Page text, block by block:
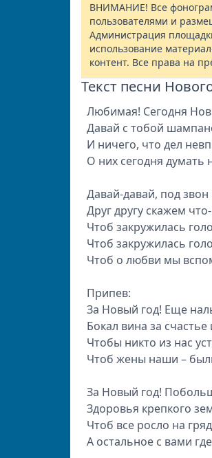
ВНИМАНИЕ! Все
пользователями и
Администрация
использование
контент. Все права на
Текст песни
Любимая! Сегодня
Давай с тобой
И ничего, что дел
О них сегодня думать
Давай-давай, под
Друг другу скажем
Чтоб закружилась
Чтоб закружилась
Чтоб о любви мы
Припев:
За Новый год! Еще
Бокал вина за
Чтобы никто из нас
Чтоб жены наши –
За Новый год!
Здоровья крепкого
Чтоб все росло на
А остальное с вами